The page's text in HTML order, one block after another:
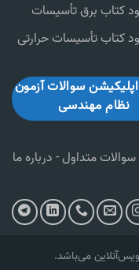
کتاب برق تأسیسات
کتاب تأسیسات حرارتی
اپلیکیشن سوالات آزمون
نظام مهندسی
سوالات متداول-درباره ما
می‌‌باشد.